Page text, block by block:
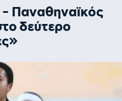
- Παναθηναϊκός
δεύτερο